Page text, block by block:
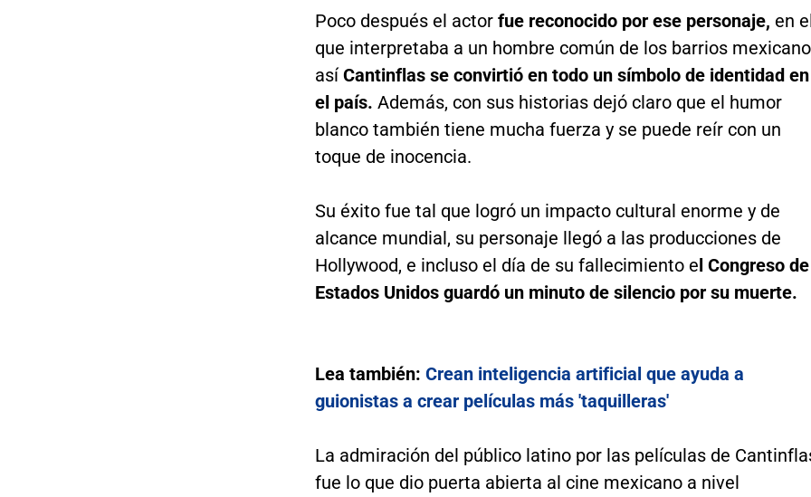
Poco después el actorfue reconocido por ese personaje, en
que interpretaba a un hombre común de los barrios
asíCantinflas se convirtió en todo un símbolo de identidad en
el país. Además, con sus historias dejó claro que el humor
blanco también tiene mucha fuerza y se puede reír con un
toque de inocencia.
Su éxito fue tal que logró un impacto cultural enorme y de
alcance mundial, su personaje llegó a las producciones de
Hollywood, e incluso el día de su fallecimiento el Congreso de
Estados Unidos guardó un minuto de silencio por su muerte.
Lea también: Crean inteligencia artificial que ayuda a
guionistas a crear películas más 'taquilleras'
La admiración del público latino por las películas de
fue lo que dio puerta abierta al cine mexicano a nivel